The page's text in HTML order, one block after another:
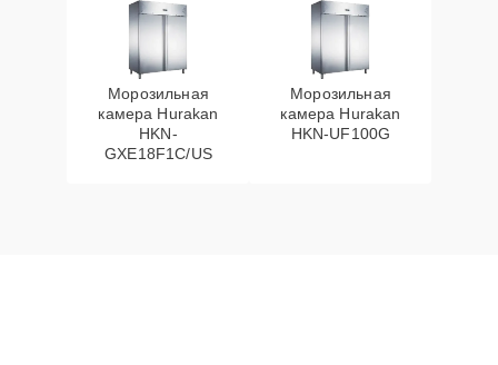
Морозильная
камера Hurakan
HKN-
GXE18F1C/US
Морозильная
камера Hurakan
HKN-UF100G